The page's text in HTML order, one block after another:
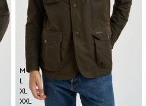
M
L
XL
XXL